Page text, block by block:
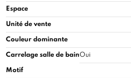
Espace
Unité de vente
Couleur dominante
Carrelage salle de bainOui
Motif